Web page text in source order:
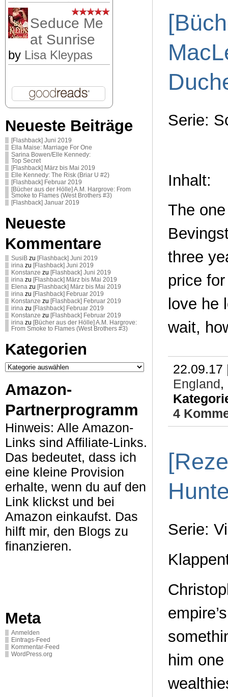
Seduce Me
at Sunrise
by Lisa Kleypas
Neueste Beiträge
[Flashback] Juni 2019
Ella Maise: Marriage For One
Sarina Bowen/Elle Kennedy:
Top Secret
[Flashback] März bis Mai 2019
Elle Kennedy: The Risk (Briar U #2)
[Flashback] Februar 2019
[Bücher aus der Hölle] A.M. Hargrove: From
Smoke to Flames (West Brothers #3)
[Flashback] Januar 2019
Neueste
Kommentare
SusiB zu [Flashback] Juni 2019
irina zu [Flashback] Juni 2019
Konstanze zu [Flashback] Juni 2019
irina zu [Flashback] März bis Mai 2019
Elena zu [Flashback] März bis Mai 2019
irina zu [Flashback] Februar 2019
Konstanze zu [Flashback] Februar 2019
irina zu [Flashback] Februar 2019
Konstanze zu [Flashback] Februar 2019
irina zu [Bücher aus der Hölle] A.M. Hargrove:
From Smoke to Flames (West Brothers #3)
Kategorien
Kategorien
Amazon-
Partnerprogramm
Hinweis: Alle Amazon-
Links sind Affiliate-Links.
Das bedeutet, dass ich
eine kleine Provision
erhalte, wenn du auf den
Link klickst und bei
Amazon einkaufst. Das
hilft mir, den Blogs zu
finanzieren.
Meta
Anmelden
Eintrags-Feed
Kommentar-Feed
WordPress.org
Serie:
Inhalt:
The
three
price
love he
wait,
England,
4
Serie:
him